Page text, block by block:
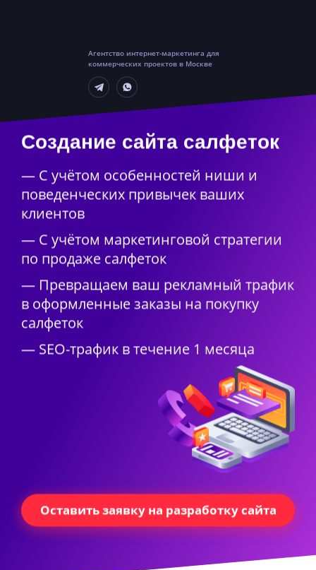
Агентство интернет-маркетинга для
коммерческих проектов в Москве
Создание сайта салфеток
— С учётом особенностей ниши и
поведенческих привычек ваших
клиентов
— С учётом маркетинговой стратегии
по продаже салфеток
— Превращаем ваш рекламный трафик
в оформленные заказы на покупку
салфеток
— SEO-трафик в течение 1 месяца
Оставить заявку на разработку сайта